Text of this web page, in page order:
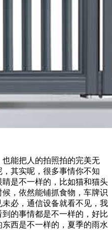
能把人的拍照拍的完美无
其实呢，很多事情你不知
是不一样的，比如猫和猫头
，依然能铺抓食物，车牌识
必，通信设备就看不见，我
的事情都是不一样的，好比
西是不一样的，夏季的雨水